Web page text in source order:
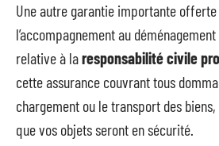
Une autre garantie importante
l’accompagnement au
relative à laresponsabilité civile
cette assurance couvrant tous
chargement ou le transport des
que vos objets seront en sécurité.